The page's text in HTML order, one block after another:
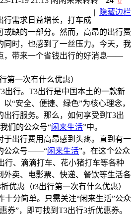
|
隐藏边栏
行需求日益增长，打车成
或缺的一部分。然而，高昂的出行费
同时，也感到了一丝压力。今天，我
，带来一个省钱出行的好消息——
出行。T3出行是中国本土的一款新
“安全、便捷、绿色”为核心理念，
出行服务。那么，如何享受到T3出
们的公众号“闲来生活”中。
于出行费用高昂感到头疼。直到有一
公众号——“闲来生活”。在这个公众
行、滴滴打车、花小猪打车等各种
外卖、电影票、快递、餐饮等生活各
十分简单。只需关注“闲来生活”公众
券”，即可找到T3出行3折优惠券。